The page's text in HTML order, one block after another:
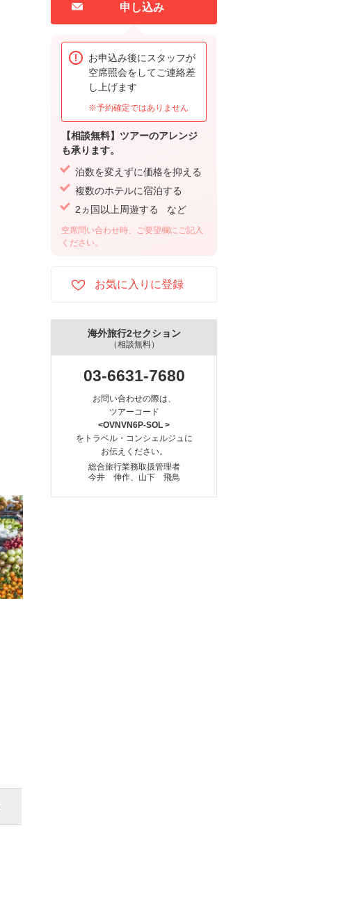
申し込み
お申込み後にスタッフが
空席照会をしてご連絡差
し上げます
※予約確定ではありません
【相談無料】ツアーのアレンジ
も承ります。
泊数を変えずに価格を抑える
複数のホテルに宿泊する
2ヵ国以上周遊する など
空席問い合わせ時、ご要望欄にご記入
ください。
海外旅行2セクション
（相談無料）
03-6631-7680
お問い合わせの際は、
ツアーコード
<OVNVN6P-SOL >
をトラベル・コンシェルジュに
お伝えください。
総合旅行業務取扱管理者
今井 伸作、山下 飛鳥